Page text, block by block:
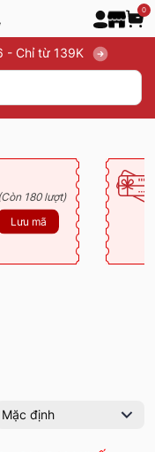
0
- Chỉ từ 139K
(Còn 180 lượt)
Lưu mã
Mặc định